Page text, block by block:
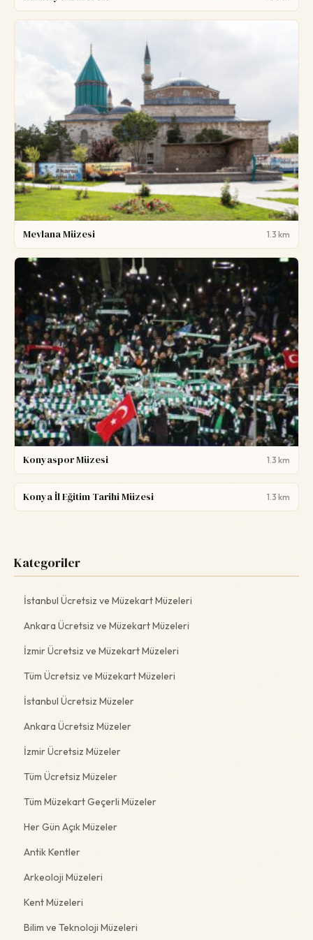
Mevlana Müzesi 1.3 km
Konyaspor Müzesi 1.3 km
Konya İl Eğitim Tarihi Müzesi 1.3 km
Kategoriler
İstanbul Ücretsiz ve Müzekart Müzeleri
Ankara Ücretsiz ve Müzekart Müzeleri
İzmir Ücretsiz ve Müzekart Müzeleri
Tüm Ücretsiz ve Müzekart Müzeleri
İstanbul Ücretsiz Müzeler
Ankara Ücretsiz Müzeler
İzmir Ücretsiz Müzeler
Tüm Ücretsiz Müzeler
Tüm Müzekart Geçerli Müzeler
Her Gün Açık Müzeler
Antik Kentler
Arkeoloji Müzeleri
Kent Müzeleri
Bilim ve Teknoloji Müzeleri